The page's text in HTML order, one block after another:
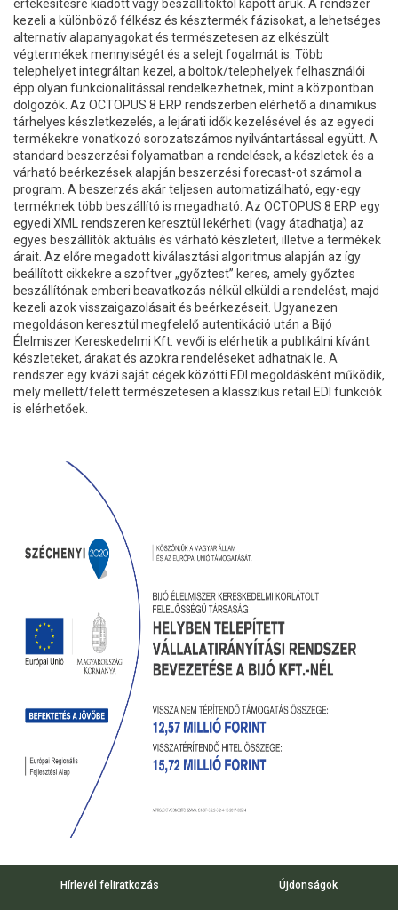
értékesítésre kiadott vagy beszállítóktól kapott áruk. A rendszer
kezeli a különböző félkész és késztermék fázisokat, a lehetséges
alternatív alapanyagokat és természetesen az elkészült
végtermékek mennyiségét és a selejt fogalmát is. Több
telephelyet integráltan kezel, a boltok/telephelyek felhasználói
épp olyan funkcionalitással rendelkezhetnek, mint a központban
dolgozók. Az OCTOPUS 8 ERP rendszerben elérhető a dinamikus
tárhelyes készletkezelés, a lejárati idők kezelésével és az egyedi
termékekre vonatkozó sorozatszámos nyilvántartással együtt. A
standard beszerzési folyamatban a rendelések, a készletek és a
várható beérkezések alapján beszerzési forecast-ot számol a
program. A beszerzés akár teljesen automatizálható, egy-egy
terméknek több beszállító is megadható. Az OCTOPUS 8 ERP egy
egyedi XML rendszeren keresztül lekérheti (vagy átadhatja) az
egyes beszállítók aktuális és várható készleteit, illetve a termékek
árait. Az előre megadott kiválasztási algoritmus alapján az így
beállított cikkekre a szoftver „győztest” keres, amely győztes
beszállítónak emberi beavatkozás nélkül elküldi a rendelést, majd
kezeli azok visszaigazolásait és beérkezéseit. Ugyanezen
megoldáson keresztül megfelelő autentikáció után a Bijó
Élelmiszer Kereskedelmi Kft. vevői is elérhetik a publikálni kívánt
készleteket, árakat és azokra rendeléseket adhatnak le. A
rendszer egy kvázi saját cégek közötti EDI megoldásként működik,
mely mellett/felett természetesen a klasszikus retail EDI funkciók
is elérhetőek.
Hírlevél feliratkozás Újdonságok